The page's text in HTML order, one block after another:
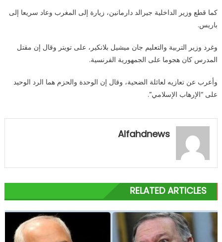
كما قطع وزير الداخلية جيرالد دارمانين، زيارة إلى المغرب وعاد سريعا إلى
باريس.
وغرد وزير التربية والتعليم جان ميشيل بلانكير، على تويتر وقال إن مقتل
المدرس كان هجوما على الجمهورية الفرنسية.
وأعرب عن تعازيه لعائلة الضحية، وقال إن الوحدة والحزم هما الرد الوحيد
على “الإرهاب الإسلامي”.
Alfahdnews
RELATED ARTICLES